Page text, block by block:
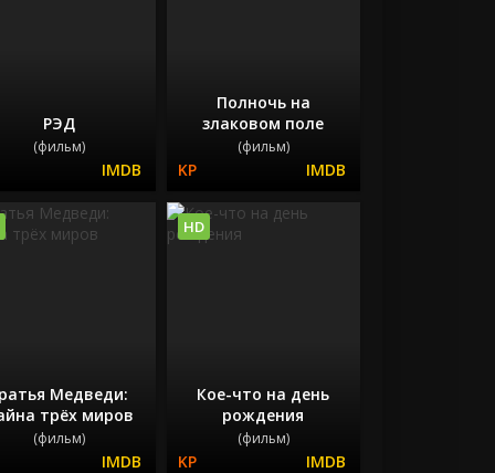
РЭД
(фильм)
Полночь на
злаковом поле
(фильм)
Медведи:
трёх миров
(фильм)
Кое-что на день
рождения
(фильм)
HD